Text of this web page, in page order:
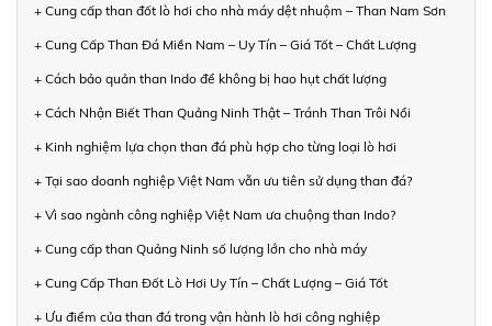
+ Cung cấp than đốt lò hơi cho nhà máy dệt nhuộm – Than Nam Sơn
+ Cung Cấp Than Đá Miền Nam – Uy Tín – Giá Tốt – Chất Lượng
+ Cách bảo quản than Indo để không bị hao hụt chất lượng
+ Cách Nhận Biết Than Quảng Ninh Thật – Tránh Than Trôi Nổi
+ Kinh nghiệm lựa chọn than đá phù hợp cho từng loại lò hơi
+ Tại sao doanh nghiệp Việt Nam vẫn ưu tiên sử dụng than đá?
+ Vì sao ngành công nghiệp Việt Nam ưa chuộng than Indo?
+ Cung cấp than Quảng Ninh số lượng lớn cho nhà máy
+ Cung Cấp Than Đốt Lò Hơi Uy Tín – Chất Lượng – Giá Tốt
+ Ưu điểm của than đá trong vận hành lò hơi công nghiệp